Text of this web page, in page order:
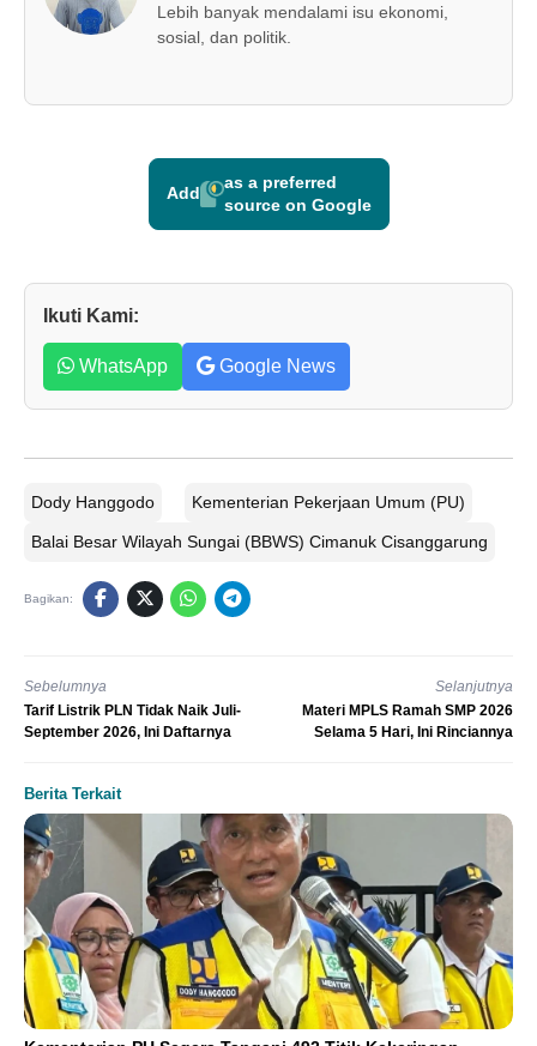
Lebih banyak mendalami isu ekonomi,
sosial, dan politik.
Add
as a preferred
source on Google
Ikuti Kami:
WhatsApp Google News
Dody Hanggodo Kementerian Pekerjaan Umum (PU)
Balai Besar Wilayah Sungai (BBWS) Cimanuk Cisanggarung
Bagikan:
Sebelumnya
Tarif Listrik PLN Tidak Naik Juli-
September 2026, Ini Daftarnya
Selanjutnya
Materi MPLS Ramah SMP 2026
Selama 5 Hari, Ini Rinciannya
Berita Terkait